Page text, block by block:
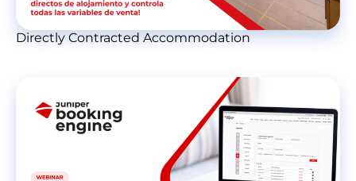
Directly Contracted Accommodation